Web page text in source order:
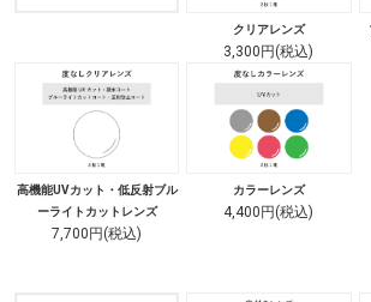
クリアレンズ
3,300円(税込)
高機能UVカット・低反射ブル
ーライトカットレンズ
7,700円(税込)
カラーレンズ
4,400円(税込)